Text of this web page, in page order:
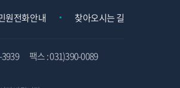
원전화안내 찾아오시는 길
팩스 : 031)390-0089